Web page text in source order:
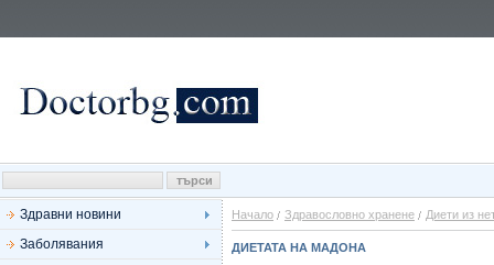
Здравни новини
Заболявания
Начало Здравословно хранене Диети из
ДИЕТАТА НА МАДОНА